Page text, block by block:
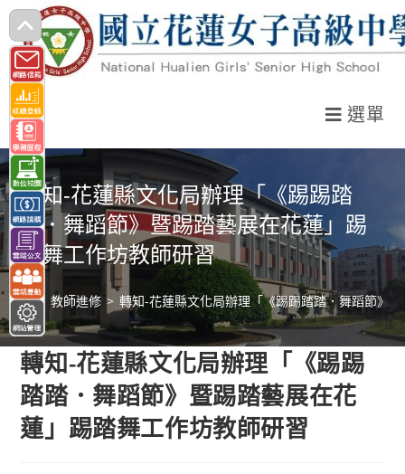
跳
轉
至
主
要
內
容
選單
轉知-花蓮縣文化局辦理「《踢踢踏
踏．舞蹈節》暨踢踏藝展在花蓮」踢
踏舞工作坊教師研習
> 教師進修 > 轉知-花蓮縣文化局辦理「《踢踢踏踏．舞蹈節》
轉知-花蓮縣文化局辦理「《踢踢
踏踏．舞蹈節》暨踢踏藝展在花
蓮」踢踏舞工作坊教師研習